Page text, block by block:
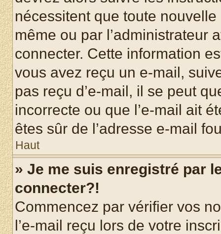
nécessitent que toute
même ou par l’administrateur
connecter. Cette information
vous avez reçu un e-mail,
pas reçu d’e-mail, il se peut
incorrecte ou que l’e-mail ait
êtes sûr de l’adresse e-mail
Haut
» Je me suis enregistré par
connecter?!
Commencez par vérifier vos
l’e-mail reçu lors de votre